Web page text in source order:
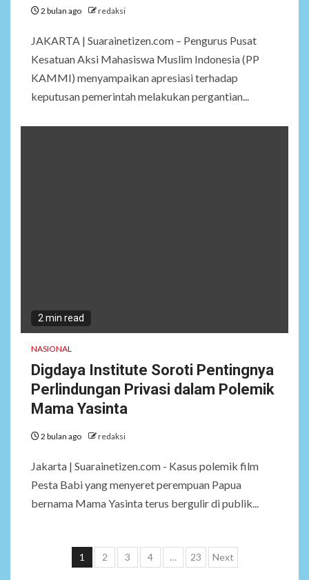
2 bulan ago redaksi
JAKARTA | Suarainetizen.com – Pengurus Pusat
Kesatuan Aksi Mahasiswa Muslim Indonesia (PP
KAMMI) menyampaikan apresiasi terhadap
keputusan pemerintah melakukan pergantian...
2 min read
NASIONAL
Digdaya Institute Soroti Pentingnya
Perlindungan Privasi dalam Polemik
Mama Yasinta
2 bulan ago redaksi
Jakarta | Suarainetizen.com - Kasus polemik film
Pesta Babi yang menyeret perempuan Papua
bernama Mama Yasinta terus bergulir di publik...
Paginasi
1 2 3 4 … 23 Next